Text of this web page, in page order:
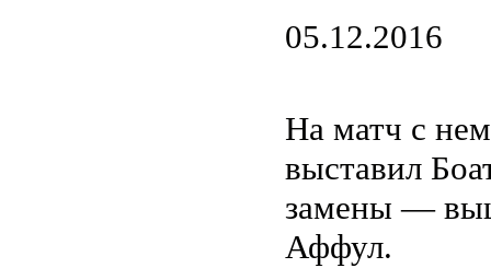
05.12.2016
На матч с
выставил
замены —
Аффул.